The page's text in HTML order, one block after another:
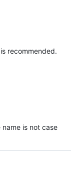
is recommended.
is not case